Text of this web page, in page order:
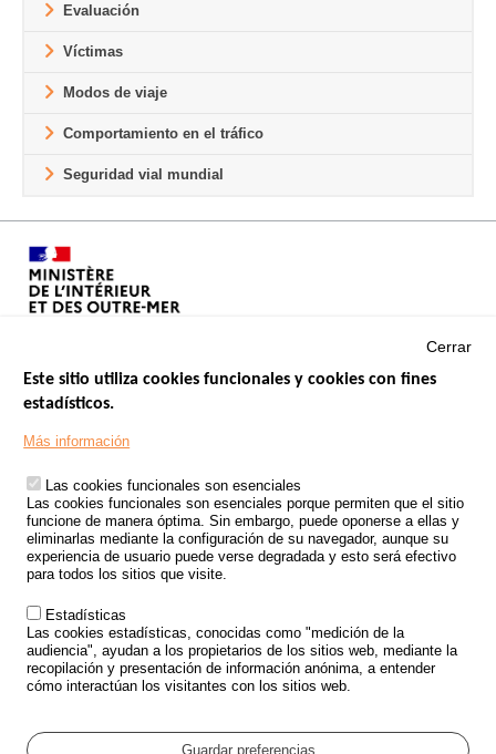
Evaluación
Víctimas
Modos de viaje
Comportamiento en el tráfico
Seguridad vial mundial
Footer
TRATAMIENTO DE DATOS PERSONALES PROCEDENTES DE
ACCIDENTES DE TRÁFICO
ESTUDIOS
CONVOCATORIA DE PROYECTOS DE ESTUDIOS
POLÍTICA DE SEGURIDAD VIAL
Outils
EVENTOS
GLOSARIO
Cerrar
Este sitio utiliza cookies funcionales y cookies con fines
estadísticos.
Más información
Las cookies funcionales son esenciales
Las cookies funcionales son esenciales porque permiten que el sitio
funcione de manera óptima. Sin embargo, puede oponerse a ellas y
eliminarlas mediante la configuración de su navegador, aunque su
experiencia de usuario puede verse degradada y esto será efectivo
para todos los sitios que visite.
Estadísticas
Las cookies estadísticas, conocidas como "medición de la
audiencia", ayudan a los propietarios de los sitios web, mediante la
recopilación y presentación de información anónima, a entender
cómo interactúan los visitantes con los sitios web.
Guardar preferencias